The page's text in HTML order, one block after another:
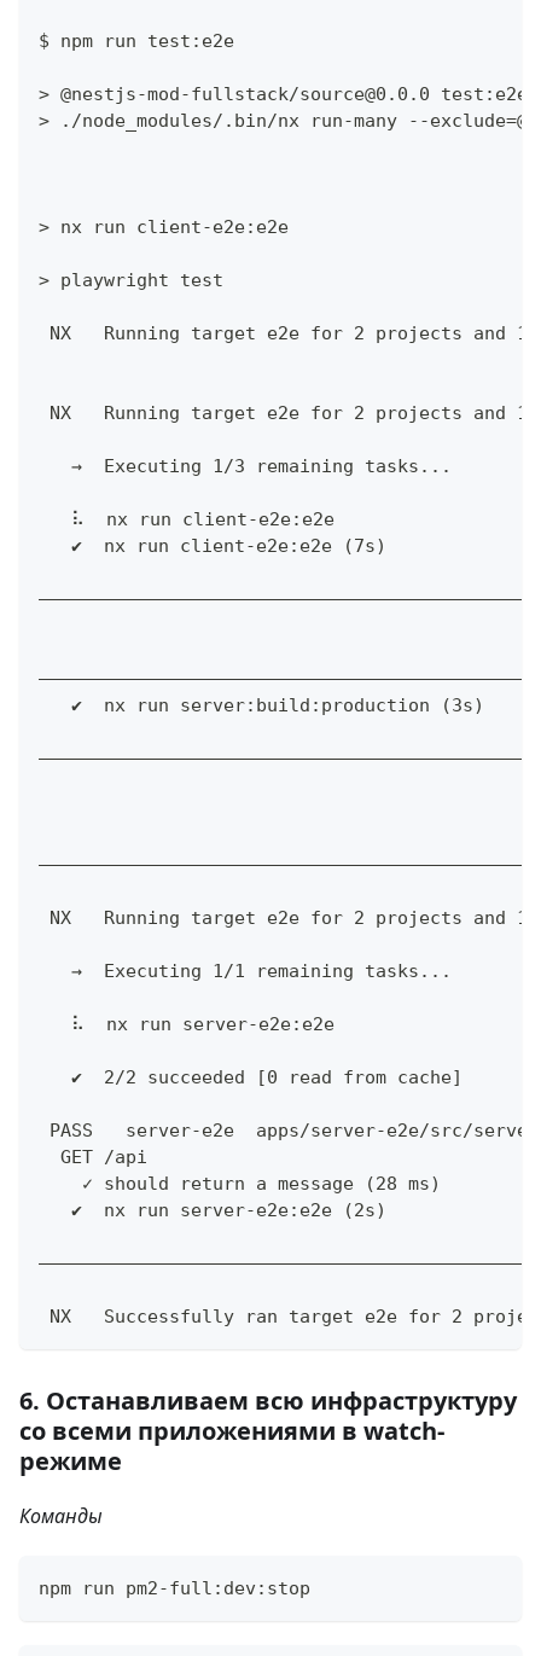
$ npm run test:e2e
> @nestjs-mod-fullstack/source@0.0.0 test:e2e
> ./node_modules/.bin/nx run-many --
> nx run client-e2e:e2e
> playwright test
NX   Running target e2e for 2 projects and 1
NX   Running target e2e for 2 projects and 1
   →  Executing 1/3 remaining tasks...
   ⠧  nx run client-e2e:e2e
   ✔  nx run client-e2e:e2e (7s)
   ✔  nx run server:build:production (3s)
NX   Running target e2e for 2 projects and 1
   →  Executing 1/1 remaining tasks...
   ⠧  nx run server-e2e:e2e
   ✔  2/2 succeeded [0 read from cache]
PASS   server-e2e  apps/server-e2e/src/
  GET /api
    ✓ should return a message (28 ms)
   ✔  nx run server-e2e:e2e (2s)
NX   Successfully ran target e2e for 2
6. Останавливаем всю инфраструктуру
со всеми приложениями в watch-
режиме
Команды
npm run pm2-full:dev:stop